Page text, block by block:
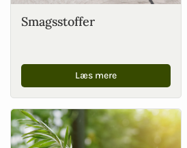
Smagsstoffer
Læs mere